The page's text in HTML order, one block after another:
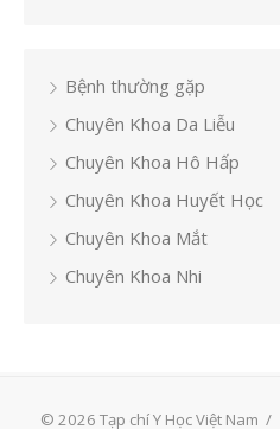
Bệnh thường gặp
Chuyên Khoa Da Liễu
Chuyên Khoa Hô Hấp
Chuyên Khoa Huyết Học
Chuyên Khoa Mắt
Chuyên Khoa Nhi
© 2026 Tạp chí Y Học Việt Nam /